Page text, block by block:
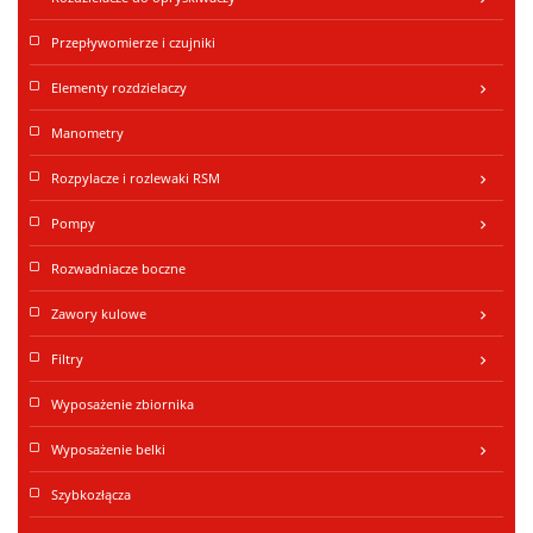
Przepływomierze i czujniki
Elementy rozdzielaczy keyboard_arrow_right
Manometry
Rozpylacze i rozlewaki RSM keyboard_arrow_right
Pompy keyboard_arrow_right
Rozwadniacze boczne
Zawory kulowe keyboard_arrow_right
Filtry keyboard_arrow_right
Wyposażenie zbiornika
Wyposażenie belki keyboard_arrow_right
Szybkozłącza